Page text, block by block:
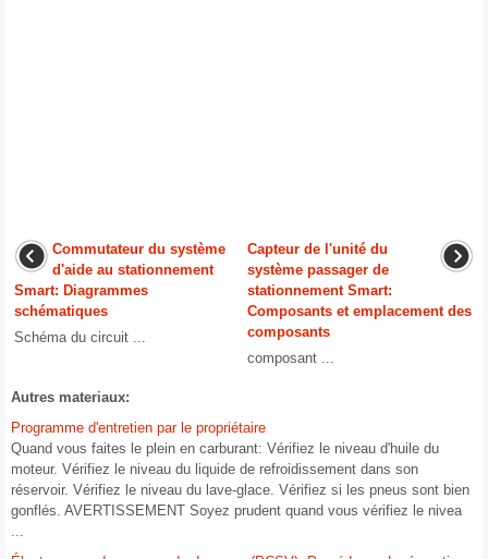
Commutateur du système
d'aide au stationnement
Smart: Diagrammes
schématiques
Schéma du circuit ...
Capteur de l'unité du
système passager de
stationnement Smart:
Composants et emplacement des
composants
composant ...
Autres materiaux:
Programme d'entretien par le propriétaire
Quand vous faites le plein en carburant: Vérifiez le niveau d'huile du
moteur. Vérifiez le niveau du liquide de refroidissement dans son
réservoir. Vérifiez le niveau du lave-glace. Vérifiez si les pneus sont bien
gonflés. AVERTISSEMENT Soyez prudent quand vous vérifiez le nivea
...